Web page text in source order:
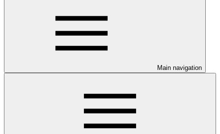
Main navigation